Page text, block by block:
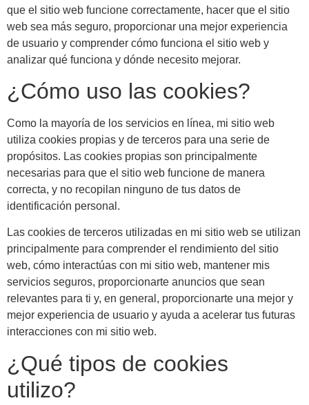
que el sitio web funcione correctamente, hacer que el sitio
web sea más seguro, proporcionar una mejor experiencia
de usuario y comprender cómo funciona el sitio web y
analizar qué funciona y dónde necesito mejorar.
¿Cómo uso las cookies?
Como la mayoría de los servicios en línea, mi sitio web
utiliza cookies propias y de terceros para una serie de
propósitos. Las cookies propias son principalmente
necesarias para que el sitio web funcione de manera
correcta, y no recopilan ninguno de tus datos de
identificación personal.
Las cookies de terceros utilizadas en mi sitio web se utilizan
principalmente para comprender el rendimiento del sitio
web, cómo interactúas con mi sitio web, mantener mis
servicios seguros, proporcionarte anuncios que sean
relevantes para ti y, en general, proporcionarte una mejor y
mejor experiencia de usuario y ayuda a acelerar tus futuras
interacciones con mi sitio web.
¿Qué tipos de cookies
utilizo?